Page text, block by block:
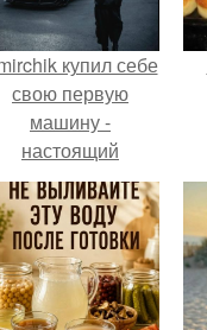
купил себе
свою первую
машину -
настоящий
мечты
для многих
автолюбителей.